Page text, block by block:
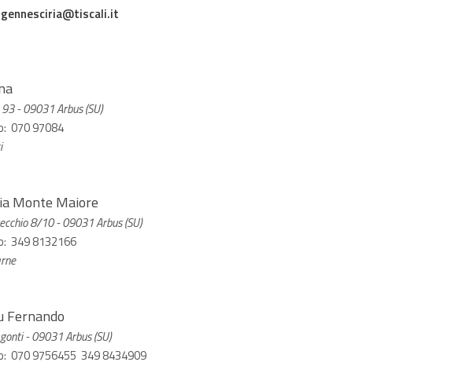
gennesciria@tiscali.it
- 09031 Arbus (SU)
070 97084
Monte Maiore
8/10 - 09031 Arbus (SU)
349 8132166
Fernando
- 09031 Arbus (SU)
070 9756455 349 8434909